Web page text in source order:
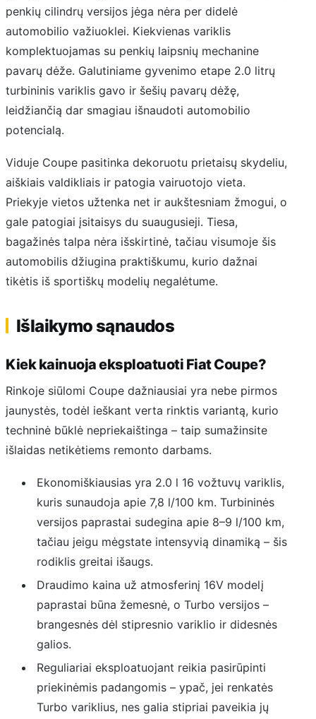
penkių cilindrų versijos jėga nėra per didelė
automobilio važiuoklei. Kiekvienas variklis
komplektuojamas su penkių laipsnių mechanine
pavarų dėže. Galutiniame gyvenimo etape 2.0 litrų
turbininis variklis gavo ir šešių pavarų dėžę,
leidžiančią dar smagiau išnaudoti automobilio
potencialą.
Viduje Coupe pasitinka dekoruotu prietaisų skydeliu,
aiškiais valdikliais ir patogia vairuotojo vieta.
Priekyje vietos užtenka net ir aukštesniam žmogui, o
gale patogiai įsitaisys du suaugusieji. Tiesa,
bagažinės talpa nėra išskirtinė, tačiau visumoje šis
automobilis džiugina praktiškumu, kurio dažnai
tikėtis iš sportiškų modelių negalėtume.
Išlaikymo sąnaudos
Kiek kainuoja eksploatuoti Fiat Coupe?
Rinkoje siūlomi Coupe dažniausiai yra nebe pirmos
jaunystės, todėl ieškant verta rinktis variantą, kurio
techninė būklė nepriekaištinga – taip sumažinsite
išlaidas netikėtiems remonto darbams.
Ekonomiškiausias yra 2.0 l 16 vožtuvų variklis,
kuris sunaudoja apie 7,8 l/100 km. Turbininės
versijos paprastai sudegina apie 8–9 l/100 km,
tačiau jeigu mėgstate intensyvią dinamiką – šis
rodiklis greitai išaugs.
Draudimo kaina už atmosferinį 16V modelį
paprastai būna žemesnė, o Turbo versijos –
brangesnės dėl stipresnio variklio ir didesnės
galios.
Reguliariai eksploatuojant reikia pasirūpinti
priekinėmis padangomis – ypač, jei renkatės
Turbo variklius, nes galia stipriai paveikia jų